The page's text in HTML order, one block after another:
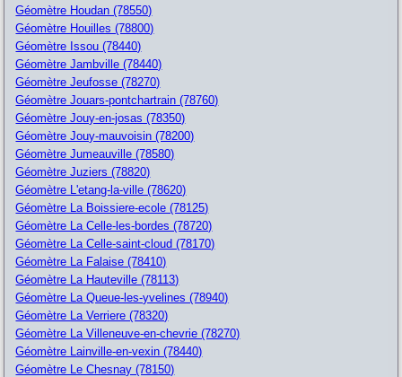
Géomètre Houdan (78550)
Géomètre Houilles (78800)
Géomètre Issou (78440)
Géomètre Jambville (78440)
Géomètre Jeufosse (78270)
Géomètre Jouars-pontchartrain (78760)
Géomètre Jouy-en-josas (78350)
Géomètre Jouy-mauvoisin (78200)
Géomètre Jumeauville (78580)
Géomètre Juziers (78820)
Géomètre L'etang-la-ville (78620)
Géomètre La Boissiere-ecole (78125)
Géomètre La Celle-les-bordes (78720)
Géomètre La Celle-saint-cloud (78170)
Géomètre La Falaise (78410)
Géomètre La Hauteville (78113)
Géomètre La Queue-les-yvelines (78940)
Géomètre La Verriere (78320)
Géomètre La Villeneuve-en-chevrie (78270)
Géomètre Lainville-en-vexin (78440)
Géomètre Le Chesnay (78150)